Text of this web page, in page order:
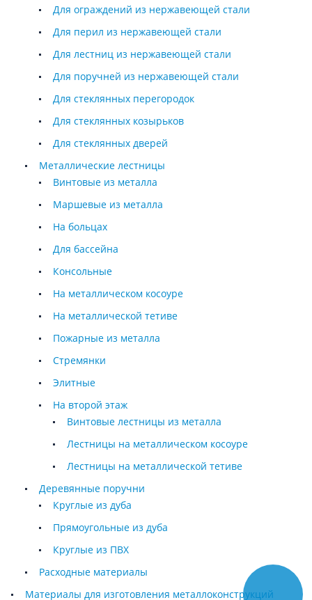
Для ограждений из нержавеющей стали
Для перил из нержавеющей стали
Для лестниц из нержавеющей стали
Для поручней из нержавеющей стали
Для стеклянных перегородок
Для стеклянных козырьков
Для стеклянных дверей
Металлические лестницы
Винтовые из металла
Маршевые из металла
На больцах
Для бассейна
Консольные
На металлическом косоуре
На металлической тетиве
Пожарные из металла
Стремянки
Элитные
На второй этаж
Винтовые лестницы из металла
Лестницы на металлическом косоуре
Лестницы на металлической тетиве
Деревянные поручни
Круглые из дуба
Прямоугольные из дуба
Круглые из ПВХ
Расходные материалы
Материалы для изготовления металлоконструкций